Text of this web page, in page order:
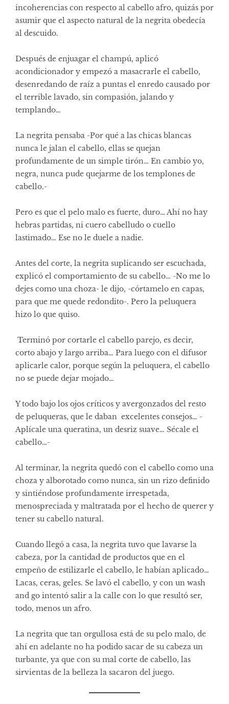
incoherencias con respecto al cabello afro, quizás por
asumir que el aspecto natural de la negrita obedecía
al descuido.
Después de enjuagar el champú, aplicó
acondicionador y empezó a masacrarle el cabello,
desenredando de raíz a puntas el enredo causado por
el terrible lavado, sin compasión, jalando y
templando…
La negrita pensaba -Por qué a las chicas blancas
nunca le jalan el cabello, ellas se quejan
profundamente de un simple tirón… En cambio yo,
negra, nunca pude quejarme de los templones de
cabello.-
Pero es que el pelo malo es fuerte, duro… Ahí no hay
hebras partidas, ni cuero cabelludo o cuello
lastimado… Ese no le duele a nadie.
Antes del corte, la negrita suplicando ser escuchada,
explicó el comportamiento de su cabello… -No me lo
dejes como una choza- le dijo, -córtamelo en capas,
para que me quede redondito-. Pero la peluquera
hizo lo que quiso.
Terminó por cortarle el cabello parejo, es decir,
corto abajo y largo arriba… Para luego con el difusor
aplicarle calor, porque según la peluquera, el cabello
no se puede dejar mojado…
Y todo bajo los ojos críticos y avergonzados del resto
de peluqueras, que le daban excelentes consejos… -
Aplícale una queratina, un desriz suave… Sécale el
cabello…-
Al terminar, la negrita quedó con el cabello como una
choza y alborotado como nunca, sin un rizo definido
y sintiéndose profundamente irrespetada,
menospreciada y maltratada por el hecho de querer y
tener su cabello natural.
Cuando llegó a casa, la negrita tuvo que lavarse la
cabeza, por la cantidad de productos que en el
empeño de estilizarle el cabello, le habían aplicado…
Lacas, ceras, geles. Se lavó el cabello, y con un wash
and go intentó salir a la calle con lo que resultó ser,
todo, menos un afro.
La negrita que tan orgullosa está de su pelo malo, de
ahí en adelante no ha podido sacar de su cabeza un
turbante, ya que con su mal corte de cabello, las
sirvientas de la belleza la sacaron del juego.